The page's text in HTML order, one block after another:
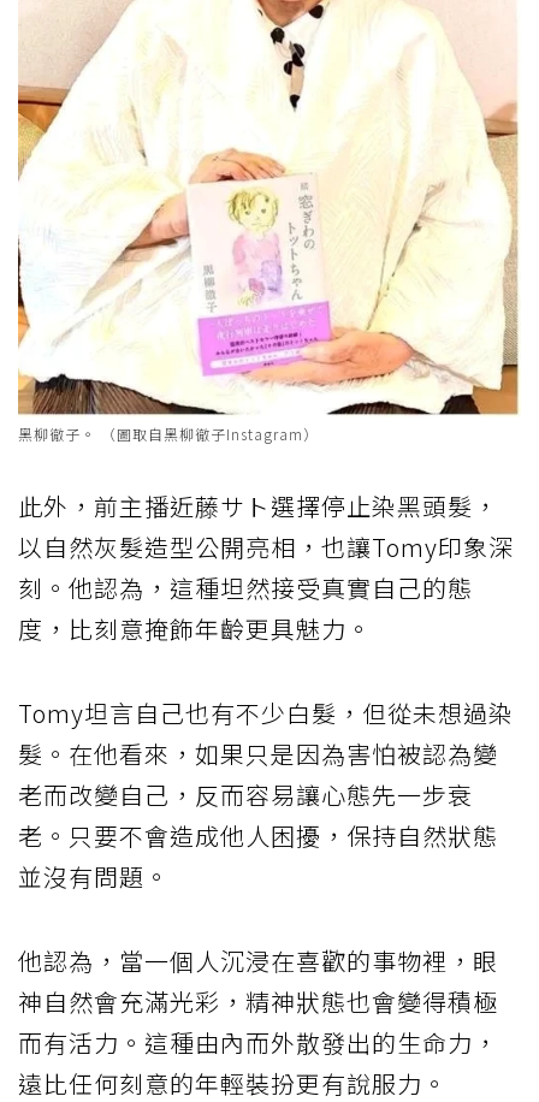
黑柳徹子。 （圖取自黑柳徹子Instagram）
此外，前主播近藤サト選擇停止染黑頭髮，
以自然灰髮造型公開亮相，也讓Tomy印象深
刻。他認為，這種坦然接受真實自己的態
度，比刻意掩飾年齡更具魅力。
Tomy坦言自己也有不少白髮，但從未想過染
髮。在他看來，如果只是因為害怕被認為變
老而改變自己，反而容易讓心態先一步衰
老。只要不會造成他人困擾，保持自然狀態
並沒有問題。
他認為，當一個人沉浸在喜歡的事物裡，眼
神自然會充滿光彩，精神狀態也會變得積極
而有活力。這種由內而外散發出的生命力，
遠比任何刻意的年輕裝扮更有說服力。